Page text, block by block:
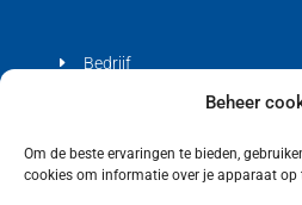
Beheer
Om de beste ervaringen te bieden,
cookies om informatie over je apparaat
Bedrijf